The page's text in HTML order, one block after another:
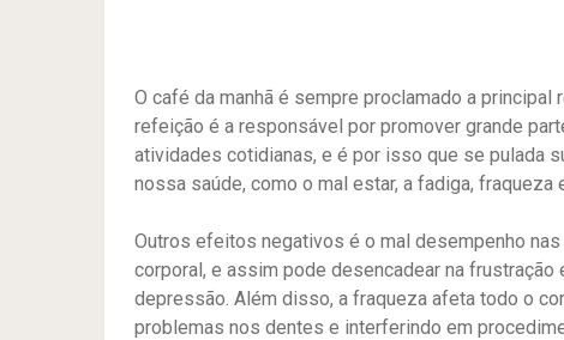
O café da manhã é sempre proclamado a
refeição é a responsável por promover grande
atividades cotidianas, e é por isso que se pulada
nossa saúde, como o mal estar, a fadiga, fraqueza
Outros efeitos negativos é o mal desempenho
corporal, e assim pode desencadear na
depressão. Além disso, a fraqueza afeta todo o
problemas nos dentes e interferindo em